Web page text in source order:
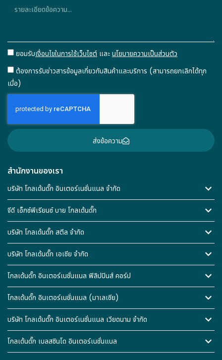
สำนักงานของเรา
บริษัท โกลเด้นดั๊ก อินเตอร์เนชั่นแนล จำกัด
จีดี เอ็กซ์พีเรียนซ์ บาย โกลเด้นดั๊ก
บริษัท โกลเด้นดั๊ก สตีล จำกัด
บริษัท โกลเด้นดั๊ก เอเชีย จำกัด
โกลเด้นดั๊ก อินเตอร์เนชั่นแนล ฟิลิปปินส์ คอร์ป
โกลเด้นดั๊ก อินเตอร์เนชั่นแนล (มาเลเซีย)
บริษัท โกลเด้นดั๊ก อินเตอร์เนชั่นแนล เวียดนาม จำกัด
โกลเด้นดั๊ก เบลสซินโด อินเตอร์เนชั่นแนล
ยอมรับเงื่อนไขในการใช้เว็บไซต์ และ นโยบายความเป็นส่วนตัว
ต้องการรับข่าวสารข้อมูลเกี่ยวกับสินค้าและบริการ (สามารถยกเลิกได้ทุก
เมื่อ)
ส่งข้อความ